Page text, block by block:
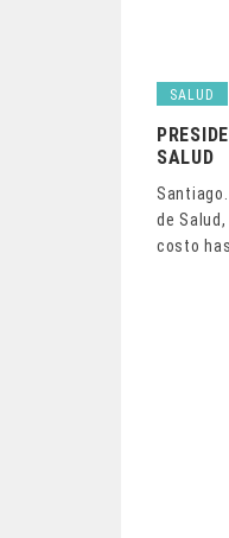
SALUD
SALUD
de
costo